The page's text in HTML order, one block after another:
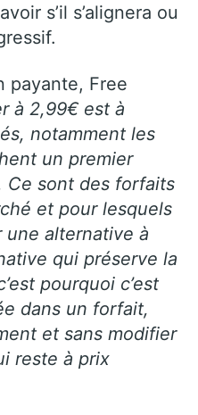
s’il s’alignera ou
payante, Free
à 2,99€ est à
notamment les
un premier
Ce sont des forfaits
et pour lesquels
une alternative à
qui préserve la
pourquoi c’est
dans un forfait,
et sans modifier
reste à prix